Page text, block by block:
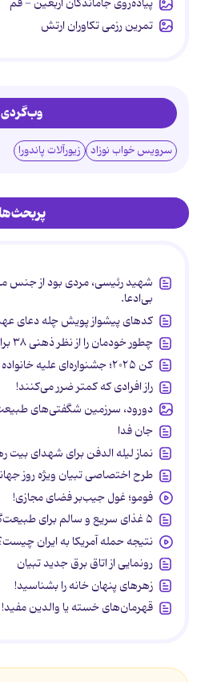
پیاده‌روی جاماندگان اربعین - قم
تمرین رزمی تکاوران ارتش
وب‌گردی
سرویس خواب نوزاد زیورآلات پاندورا
شهید رئیسی، مردی بود از جنس
بی‌ادعا.
کدهای پیشواز پویش چله دعای
چطور خودمان را از نظر ذهنی ۳۸ برابر قوی‌تر کنیم؟
کن ۲۰۲۵؛ جشنواره‌ای علیه خانواده
راز افرادی که کمتر ضرر می‌کنند!
دورود، سرزمین شگفتی‌های
جان فدا
نماز لیله الدفن برای شهدای بیت
طرح اختصاصی تبیان ویژه روز
فومو؛ غول جیب‌بر فضای مجازی!
۵ غذای سریع و سالم برای طبیعت‌گردی
نتیجه حمله آمریکا به ایران
رونمایی از اتاق برق جدید تبیان
زهرهای پنهان خانه را بشناسید!
قهرمان‌های خسته یا والدین مفید!